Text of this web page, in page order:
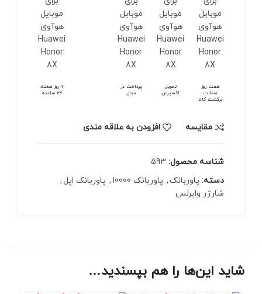
هفت روز
ضمانت
برگشت کالا
تحویل
اکسپرس
پرداخت در
محل
7 روز هفته،
24 ساعته
مقايسه افزودن به علاقه مندی
شناسه محصول: 593
دسته: پاوربانک, پاوربانک 10000 , پاوربانک اپل ,
شارژر وایرلس
شاید این‌ها را هم بپسندید…